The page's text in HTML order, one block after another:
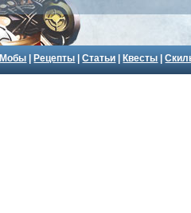
Мобы Рецепты |Статьи Квесты |